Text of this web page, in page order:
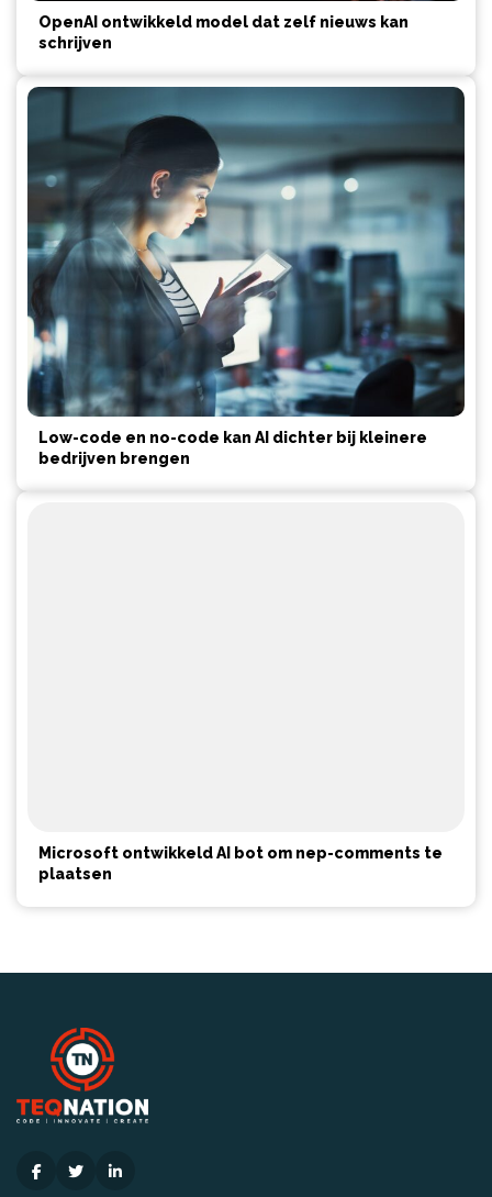
OpenAI ontwikkeld model dat zelf nieuws kan
schrijven
Low-code en no-code kan AI dichter bij kleinere
bedrijven brengen
Microsoft ontwikkeld AI bot om nep-comments te
plaatsen